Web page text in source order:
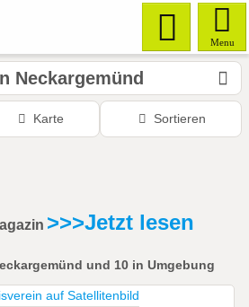
Menu
Neckargemünd
Karte Sortieren
>>>Jetzt lesen
und 10 in Umgebung